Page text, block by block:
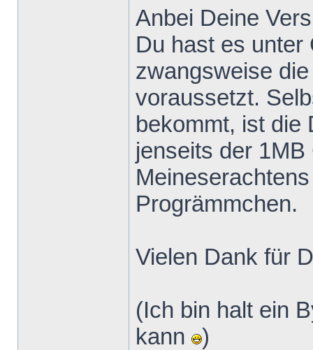
Anbei Deine
Du hast es unter
zwangsweise
voraussetzt.
bekommt, ist die
jenseits der 1MB
Progrämmchen.
Vielen Dank für
(Ich bin halt ein
kann
)